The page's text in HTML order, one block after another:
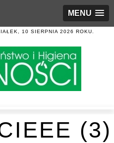
MENU
10 SIERPNIA 2026 ROKU.
(3)